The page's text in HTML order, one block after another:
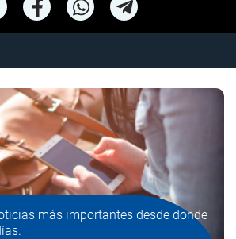
más importantes desde donde